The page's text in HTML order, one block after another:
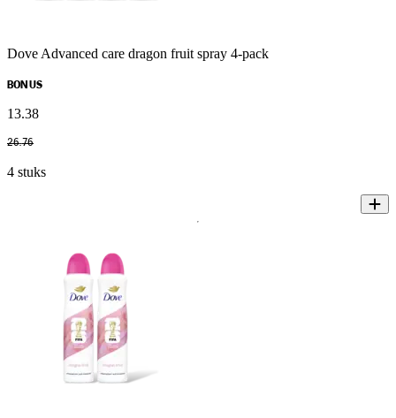
Dove Advanced care dragon fruit spray 4-pack
BONUS
13.38
26.76
4 stuks